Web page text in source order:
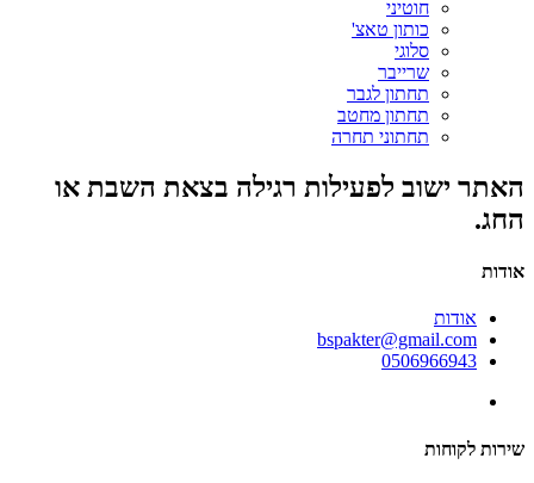
חוטיני
כותון טאצ'
סלוגי
שרייבר
תחתון לגבר
תחתון מחטב
תחתוני תחרה
האתר ישוב לפעילות רגילה בצאת השבת או
החג.
אודות
אודות
bspakter@gmail.com
0506966943
שירות לקוחות